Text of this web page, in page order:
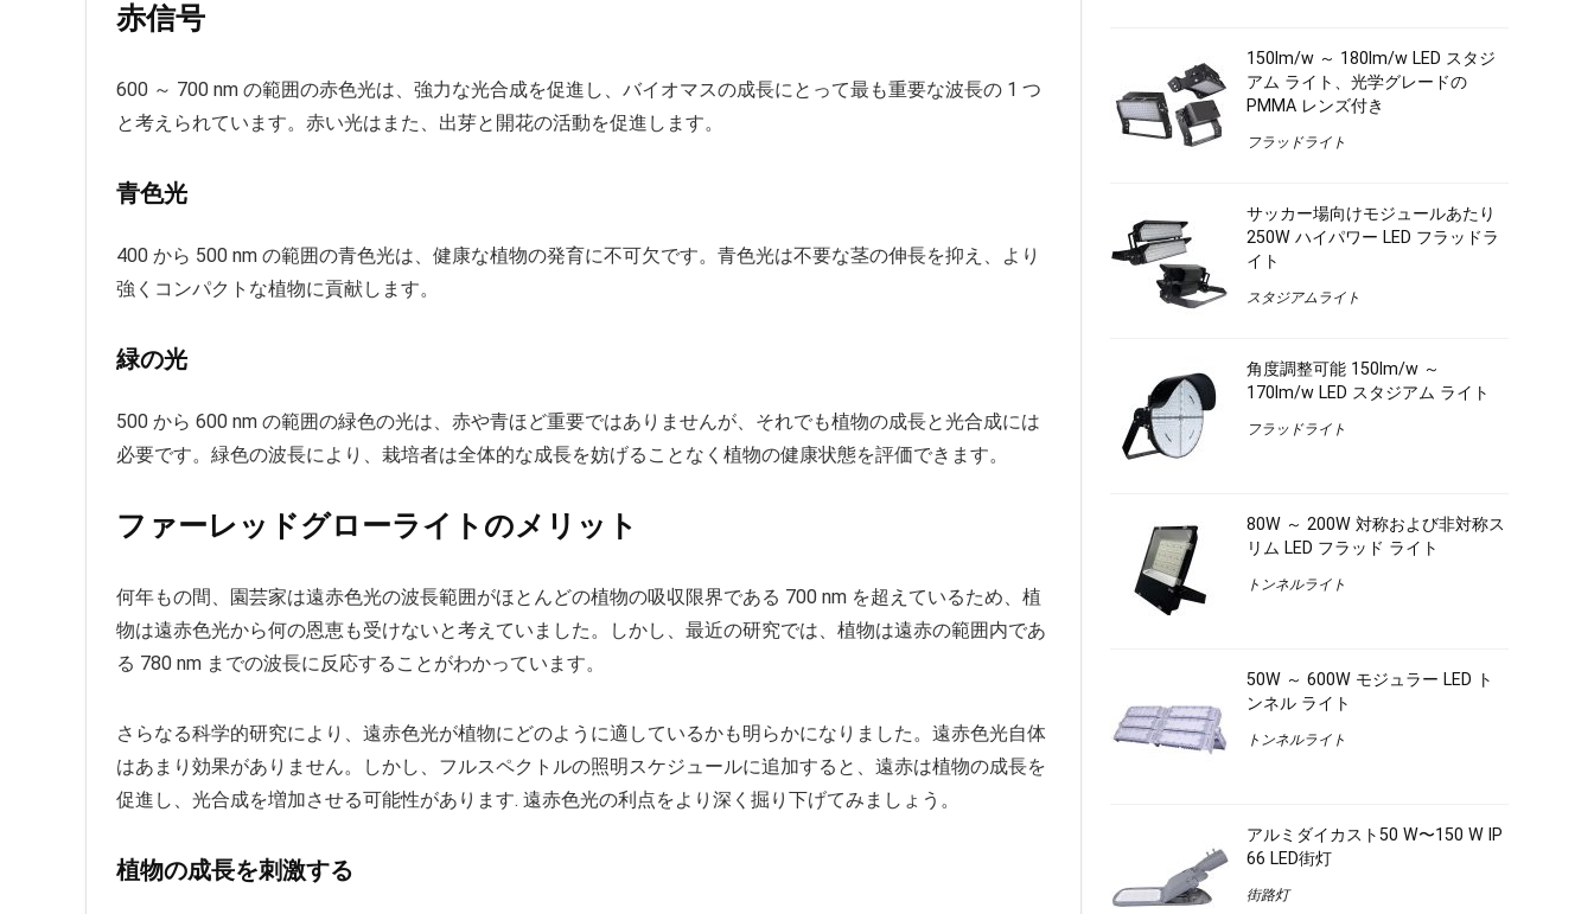
赤信号
600 ～ 700 nm の範囲の赤色光は、強力な光合成を促進し、バイオマスの成長にとって最も重要な波長の 1 つ
と考えられています。赤い光はまた、出芽と開花の活動を促進します。
青色光
400 から 500 nm の範囲の青色光は、健康な植物の発育に不可欠です。青色光は不要な茎の伸長を抑え、より
強くコンパクトな植物に貢献します。
緑の光
500 から 600 nm の範囲の緑色の光は、赤や青ほど重要ではありませんが、それでも植物の成長と光合成には
必要です。緑色の波長により、栽培者は全体的な成長を妨げることなく植物の健康状態を評価できます。
ファーレッドグローライトのメリット
何年もの間、園芸家は遠赤色光の波長範囲がほとんどの植物の吸収限界である 700 nm を超えているため、植
物は遠赤色光から何の恩恵も受けないと考えていました。しかし、最近の研究では、植物は遠赤の範囲内であ
る 780 nm までの波長に反応することがわかっています。
さらなる科学的研究により、遠赤色光が植物にどのように適しているかも明らかになりました。遠赤色光自体
はあまり効果がありません。しかし、フルスペクトルの照明スケジュールに追加すると、遠赤は植物の成長を
促進し、光合成を増加させる可能性があります. 遠赤色光の利点をより深く掘り下げてみましょう。
植物の成長を刺激する
150lm/w ～ 180lm/w LED スタジ
アム ライト、光学グレードの
PMMA レンズ付き
フラッドライト
サッカー場向けモジュールあたり
250W ハイパワー LED フラッドラ
イト
スタジアムライト
角度調整可能 150lm/w ～
170lm/w LED スタジアム ライト
フラッドライト
80W ～ 200W 対称および非対称ス
リム LED フラッド ライト
トンネルライト
50W ～ 600W モジュラー LED ト
ンネル ライト
トンネルライト
アルミダイカスト50 W〜150 W IP
66 LED街灯
街路灯